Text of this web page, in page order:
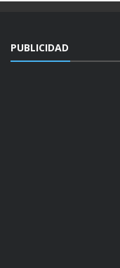
PUBLICIDAD